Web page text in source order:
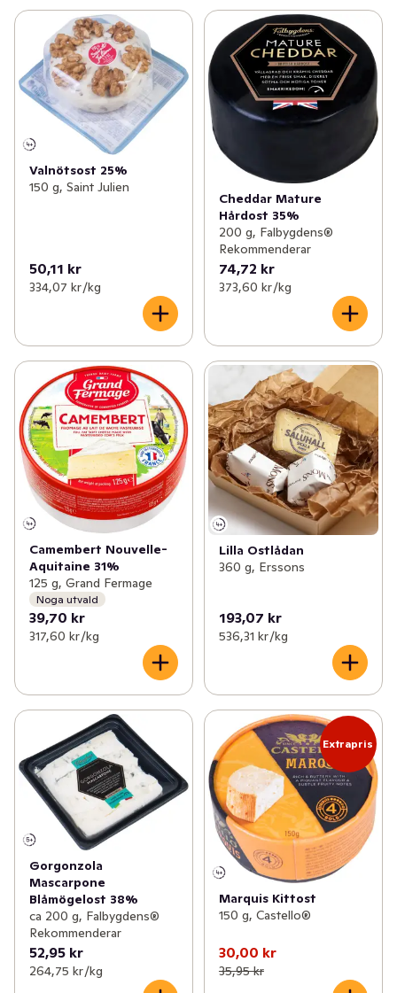
Valnötsost 25%
150 g, Saint Julien
50,11 kr
334,07 kr /kg
Cheddar Mature
Hårdost 35%
200 g, Falbygdens®
Rekommenderar
74,72 kr
373,60 kr /kg
Camembert Nouvelle-
Aquitaine 31%
125 g, Grand Fermage
Noga utvald
39,70 kr
317,60 kr /kg
Lilla Ostlådan
360 g, Erssons
193,07 kr
536,31 kr /kg
Gorgonzola
Mascarpone
Blåmögelost 38%
ca 200 g, Falbygdens®
Rekommenderar
52,95 kr
264,75 kr /kg
Extrapris
Marquis Kittost
150 g, Castello®
30,00 kr
35,95 kr